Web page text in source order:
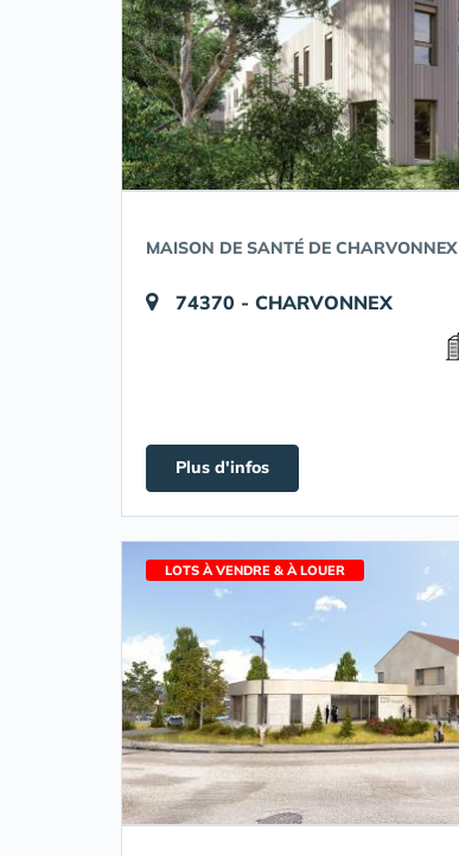
MAISON DE SANTÉ DE CHARVONNEX
74370 - CHARVONNEX
Plus d'infos
LOTS À VENDRE & À LOUER